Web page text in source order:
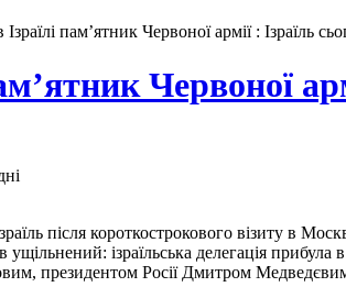
пам’ятник Червоної армії : Ізраїль
Червоної
після короткострокового візиту в
ущільнений: ізраїльська делегація
президентом Росії Дмитром